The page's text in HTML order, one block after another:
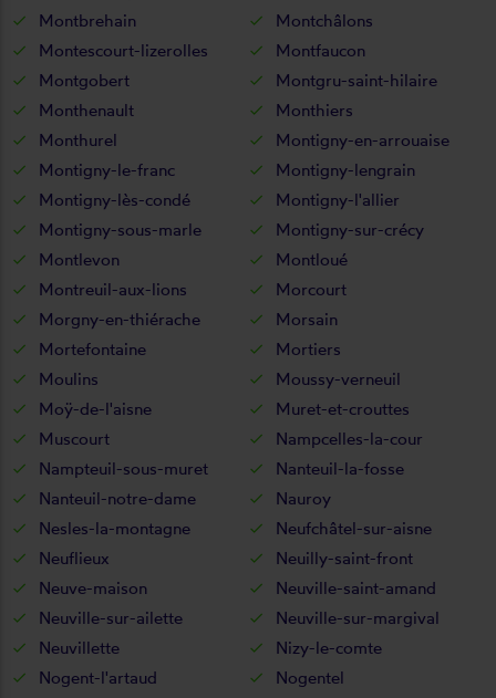
Montbrehain
Montchâlons
Montescourt-lizerolles
Montfaucon
Montgobert
Montgru-saint-hilaire
Monthenault
Monthiers
Monthurel
Montigny-en-arrouaise
Montigny-le-franc
Montigny-lengrain
Montigny-lès-condé
Montigny-l'allier
Montigny-sous-marle
Montigny-sur-crécy
Montlevon
Montloué
Montreuil-aux-lions
Morcourt
Morgny-en-thiérache
Morsain
Mortefontaine
Mortiers
Moulins
Moussy-verneuil
Moÿ-de-l'aisne
Muret-et-crouttes
Muscourt
Nampcelles-la-cour
Nampteuil-sous-muret
Nanteuil-la-fosse
Nanteuil-notre-dame
Nauroy
Nesles-la-montagne
Neufchâtel-sur-aisne
Neuflieux
Neuilly-saint-front
Neuve-maison
Neuville-saint-amand
Neuville-sur-ailette
Neuville-sur-margival
Neuvillette
Nizy-le-comte
Nogent-l'artaud
Nogentel